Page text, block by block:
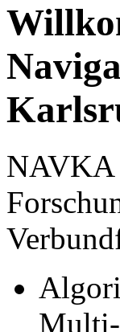
NAVKA
Multi-